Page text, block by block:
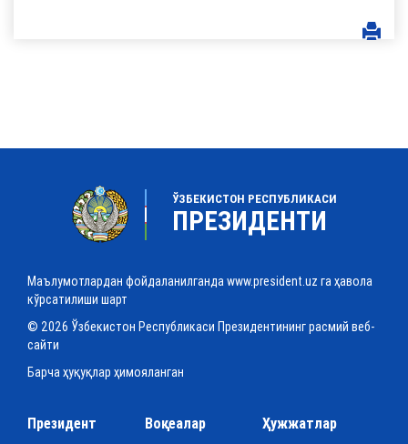
ЎЗБЕКИСТОН РЕСПУБЛИКАСИ
ПРЕЗИДЕНТИ
Маълумотлардан фойдаланилганда www.president.uz га ҳавола
кўрсатилиши шарт
© 2026 Ўзбекистон Республикаси Президентининг расмий веб-
сайти
Барча ҳуқуқлар ҳимояланган
Президент Воқеалар Ҳужжатлар